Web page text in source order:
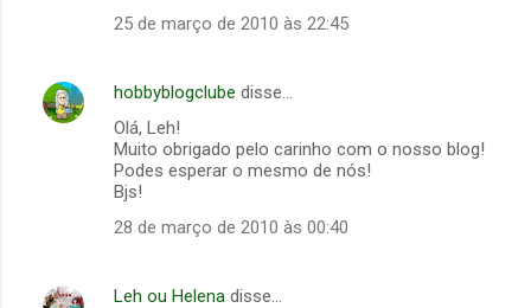
25 de março de 2010 às 22:45
hobbyblogclube disse…
Olá, Leh!
Muito obrigado pelo carinho com o nosso blog!
Podes esperar o mesmo de nós!
Bjs!
28 de março de 2010 às 00:40
Leh ou Helena disse…